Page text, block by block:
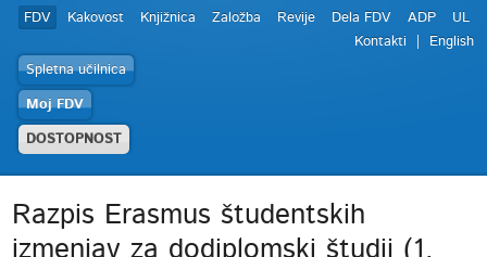
FDV Kakovost Knjižnica Založba Revije Dela FDV ADP
UL
Kontakti
English
Spletna učilnica
Moj FDV
DOSTOPNOST
Razpis Erasmus študentskih
izmenjav za dodiplomski študij (1.